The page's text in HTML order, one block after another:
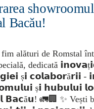
Bacău!
fim alături de Romstal
dedicată
ș𝗶 𝗰𝗼𝗹𝗮𝗯𝗼𝗿ă𝗿𝗶𝗶
ș𝗶 𝗵𝘂𝗯𝘂𝗹𝘂𝗶
🚛🏢 ✨ Vești